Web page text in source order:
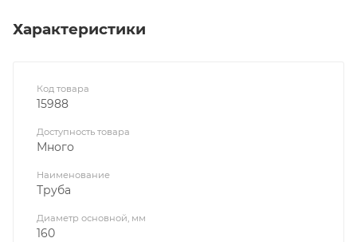
Характеристики
Код товара
15988
Доступность товара
Много
Наименование
Труба
Диаметр основной, мм
160